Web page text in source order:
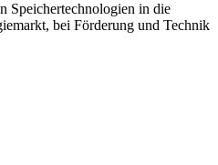
Speichertechnologien in die
bei Förderung und Technik